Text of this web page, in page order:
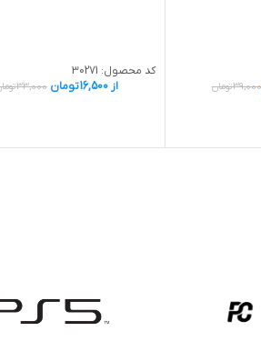
39,000تومان
کد محصول: 30271
از16,500تومان 33,000